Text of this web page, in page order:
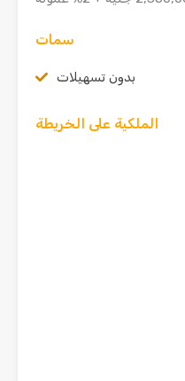
سمات
بدون تسهيلات
الملكية على الخريطة